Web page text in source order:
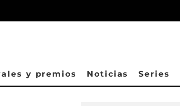
y premios Noticias Series